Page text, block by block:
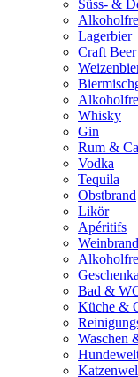
Süss- &
Lagerbier
Craft
Whisky
Gin
Rum &
Vodka
Tequila
Obstbrand
Likör
Apéritifs
Weinbrand
Bad &
Küche &
Waschen